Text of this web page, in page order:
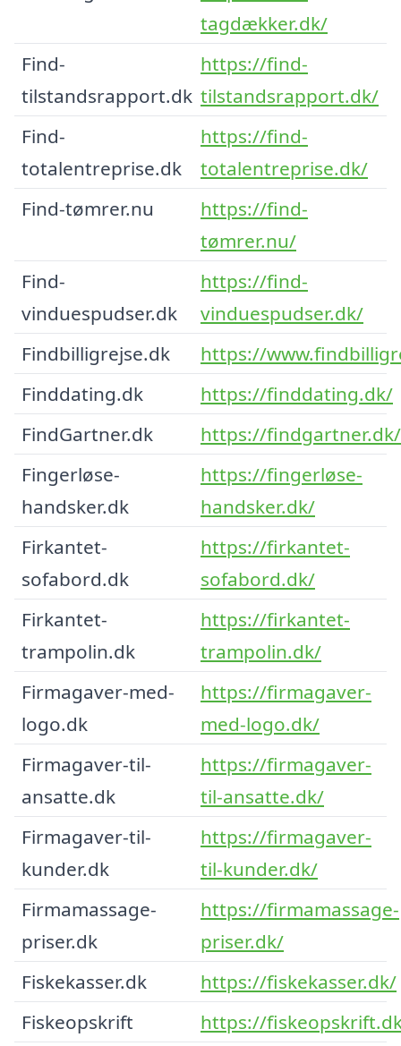
tagdækker.dk/
Find-
tilstandsrapport.dk
https://find-
tilstandsrapport.dk/
Find-
totalentreprise.dk
https://find-
totalentreprise.dk/
Find-tømrer.nu
https://find-
tømrer.nu/
Find-
vinduespudser.dk
https://find-
vinduespudser.dk/
Findbilligrejse.dk
https://
Finddating.dk
https://finddating.dk/
FindGartner.dk
https://findgartner.dk/
Fingerløse-
handsker.dk
https://fingerløse-
handsker.dk/
Firkantet-
sofabord.dk
https://firkantet-
sofabord.dk/
Firkantet-
trampolin.dk
https://firkantet-
trampolin.dk/
Firmagaver-med-
logo.dk
https://firmagaver-
med-logo.dk/
Firmagaver-til-
ansatte.dk
https://firmagaver-
til-ansatte.dk/
Firmagaver-til-
kunder.dk
https://firmagaver-
til-kunder.dk/
Firmamassage-
priser.dk
https://firmamassage-
priser.dk/
Fiskekasser.dk
https://fiskekasser.dk/
Fiskeopskrift
https://